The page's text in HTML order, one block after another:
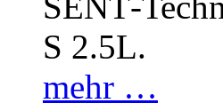
S 2.5L.
mehr …